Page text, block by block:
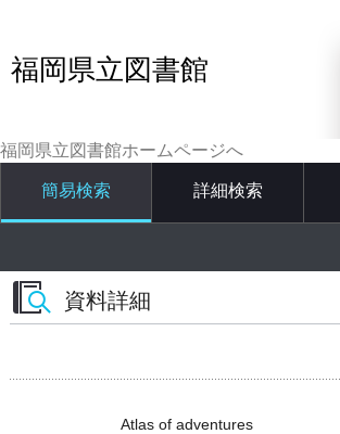
福岡県立図書館
福岡県立図書館ホームページへ
簡易検索 詳細検索
資料詳細
Atlas of adventures